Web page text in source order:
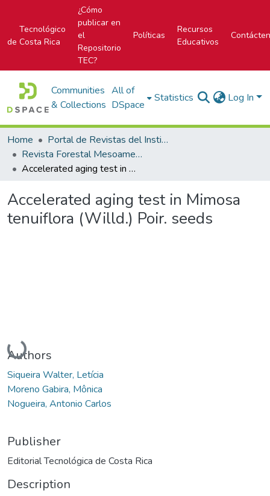
Tecnológico
de Costa Rica
¿Cómo
publicar en
el
Repositorio
TEC?
Políticas
Recursos
Educativos
Communities
& Collections
All of
DSpace
Statistics Log In
Home
Portal de Revistas del Instituto Tecnológico de Costa Rica
Revista Forestal Mesoamericana Kurú
Accelerated aging test in Mimosa tenuiflora (Willd.) Poir. seeds
Accelerated aging test in Mimosa
tenuiflora (Willd.) Poir. seeds
Loading...
Authors
Siqueira Walter, Letícia
Moreno Gabira, Mônica
Nogueira, Antonio Carlos
Publisher
Editorial Tecnológica de Costa Rica
Description